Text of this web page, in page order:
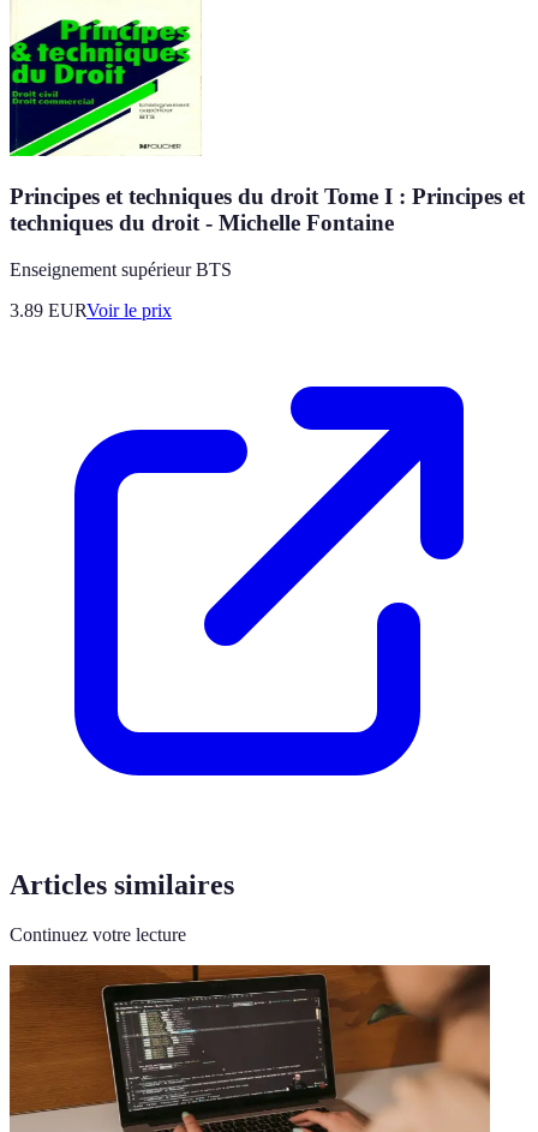
Principes et techniques du droit Tome I : Principes et
techniques du droit - Michelle Fontaine
Enseignement supérieur BTS
3.89 EURVoir le prix
Articles similaires
Continuez votre lecture